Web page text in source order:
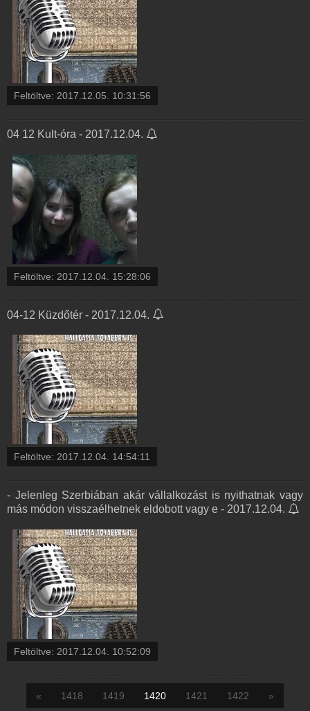
Feltöltve: 2017.12.05. 10:31:56
04 12 Kult-óra - 2017.12.04.
Feltöltve: 2017.12.04. 15:28:06
04-12 Küzdőtér - 2017.12.04.
Feltöltve: 2017.12.04. 14:54:11
- Jelenleg Szerbiában akár vállalkozást is nyithatnak vagy
más módon visszaélhetnek eldobott vagy e - 2017.12.04.
Feltöltve: 2017.12.04. 10:52:09
« 1418 1419 1420 1421 1422 »